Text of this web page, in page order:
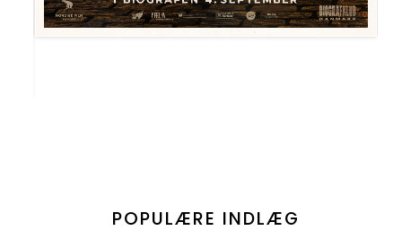
POPULÆRE INDLÆG